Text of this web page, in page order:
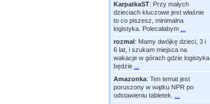
KarpatkaST: Przy małych
dzieciach kluczowe jest właśnie
to co piszesz, minimalna
logistyka. Polecałabym
rozmal: Mamy dwójkę dzieci, 3 i
6 lat, i szukam miejsca na
wakacje w górach gdzie logistyka
będzie
Amazonka: Ten temat jest
poruszony w wątku NPR po
odstawieniu tabletek.